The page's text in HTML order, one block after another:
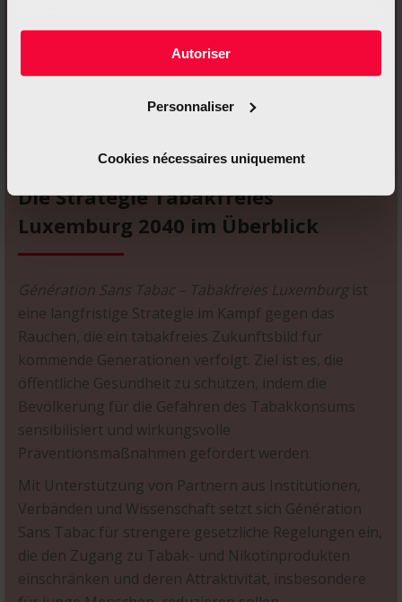
Autoriser
Personnaliser
Cookies nécessaires uniquement
Die Strategie Tabakfreies
Luxemburg 2040 im Überblick
Génération Sans Tabac – Tabakfreies Luxemburg ist
eine langfristige Strategie im Kampf gegen das
Rauchen, die ein tabakfreies Zukunftsbild für
kommende Generationen verfolgt. Ziel ist es, die
öffentliche Gesundheit zu schützen, indem die
Bevölkerung für die Gefahren des Tabakkonsums
sensibilisiert und wirkungsvolle
Präventionsmaßnahmen gefördert werden.
Mit Unterstützung von Partnern aus Institutionen,
Verbänden und Wissenschaft setzt sich Génération
Sans Tabac für strengere gesetzliche Regelungen ein,
die den Zugang zu Tabak- und Nikotinprodukten
einschränken und deren Attraktivität, insbesondere